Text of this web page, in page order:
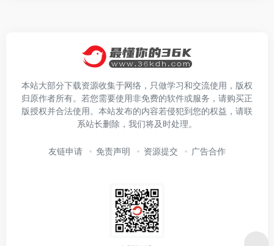
本站大部分下载资源收集于网络，只做学习和交流使用，版权
归原作者所有。若您需要使用非免费的软件或服务，请购买正
版授权并合法使用。本站发布的内容若侵犯到您的权益，请联
系站长删除，我们将及时处理。
友链申请 免责声明 资源提交 广告合作